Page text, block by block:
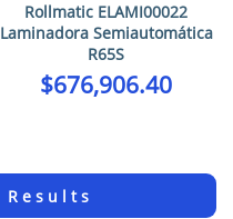
Rollmatic ELAMI00022
Laminadora Semiautomática
R65S
$676,906.40